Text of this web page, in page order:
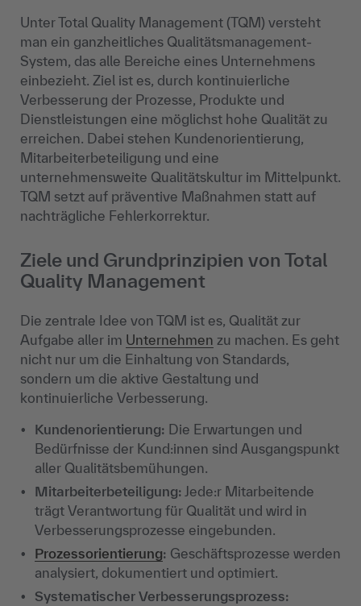
Unter Total Quality Management (TQM) versteht
man ein ganzheitliches Qualitätsmanagement-
System, das alle Bereiche eines Unternehmens
einbezieht. Ziel ist es, durch kontinuierliche
Verbesserung der Prozesse, Produkte und
Dienstleistungen eine möglichst hohe Qualität zu
erreichen. Dabei stehen Kundenorientierung,
Mitarbeiterbeteiligung und eine
unternehmensweite Qualitätskultur im Mittelpunkt.
TQM setzt auf präventive Maßnahmen statt auf
nachträgliche Fehlerkorrektur.
Ziele und Grundprinzipien von Total
Quality Management
Die zentrale Idee von TQM ist es, Qualität zur
Aufgabe aller im Unternehmen zu machen. Es geht
nicht nur um die Einhaltung von Standards,
sondern um die aktive Gestaltung und
kontinuierliche Verbesserung.
Kundenorientierung: Die Erwartungen und
Bedürfnisse der Kund:innen sind Ausgangspunkt
aller Qualitätsbemühungen.
Mitarbeiterbeteiligung: Jede:r Mitarbeitende
trägt Verantwortung für Qualität und wird in
Verbesserungsprozesse eingebunden.
Prozessorientierung: Geschäftsprozesse werden
analysiert, dokumentiert und optimiert.
Systematischer Verbesserungsprozess: